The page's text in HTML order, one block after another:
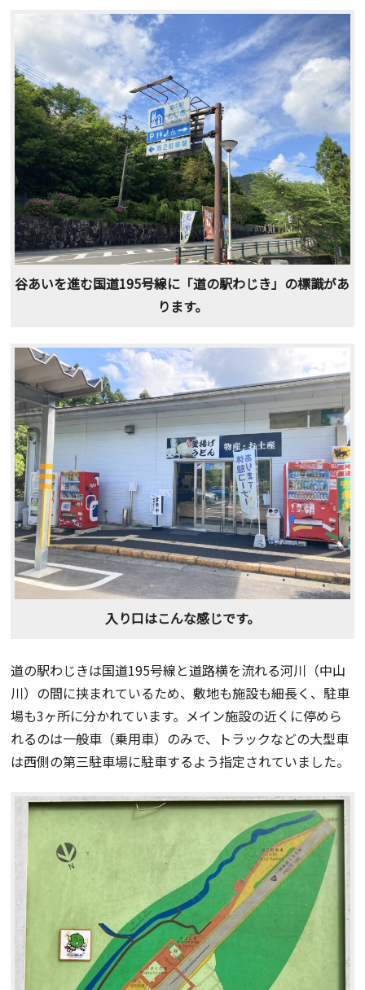
谷あいを進む国道195号線に「道の駅わじき」の標識があ
ります。
入り口はこんな感じです。
道の駅わじきは国道195号線と道路横を流れる河川（中山
川）の間に挟まれているため、敷地も施設も細長く、駐車
場も3ヶ所に分かれています。メイン施設の近くに停めら
れるのは一般車（乗用車）のみで、トラックなどの大型車
は西側の第三駐車場に駐車するよう指定されていました。